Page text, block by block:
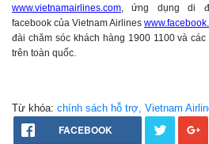
www.vietnamairlines.com , ứng dụng di
facebook của Vietnam Airlines
đài chăm sóc khách hàng 1900 1100 và
trên toàn quốc.
Từ khóa: chính sách hỗ trợ, Vietnam
FACEBOOK